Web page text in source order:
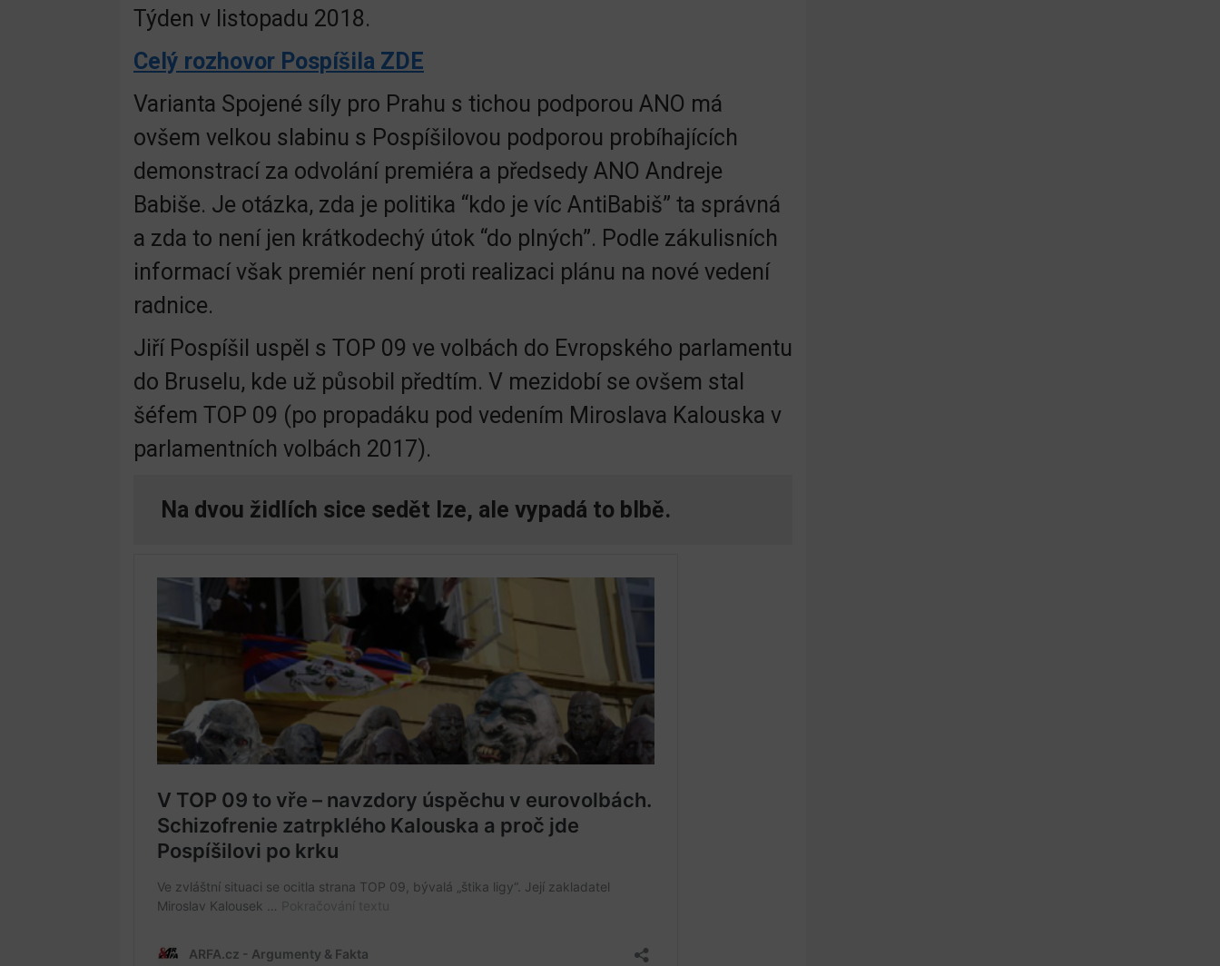
Týden v listopadu 2018.
Celý rozhovor Pospíšila ZDE
Varianta Spojené síly pro Prahu s tichou podporou ANO má
ovšem velkou slabinu s Pospíšilovou podporou probíhajících
demonstrací za odvolání premiéra a předsedy ANO Andreje
Babiše. Je otázka, zda je politika “kdo je víc AntiBabiš” ta správná
a zda to není jen krátkodechý útok “do plných”. Podle zákulisních
informací však premiér není proti realizaci plánu na nové vedení
radnice.
Jiří Pospíšil uspěl s TOP 09 ve volbách do Evropského parlamentu
do Bruselu, kde už působil předtím. V mezidobí se ovšem stal
šéfem TOP 09 (po propadáku pod vedením Miroslava Kalouska v
parlamentních volbách 2017).
Na dvou židlích sice sedět lze, ale vypadá to blbě.